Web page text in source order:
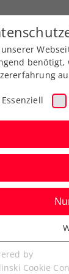
Ausbildung
der
und U10
benötigt,
Essenziell
by
Cookie